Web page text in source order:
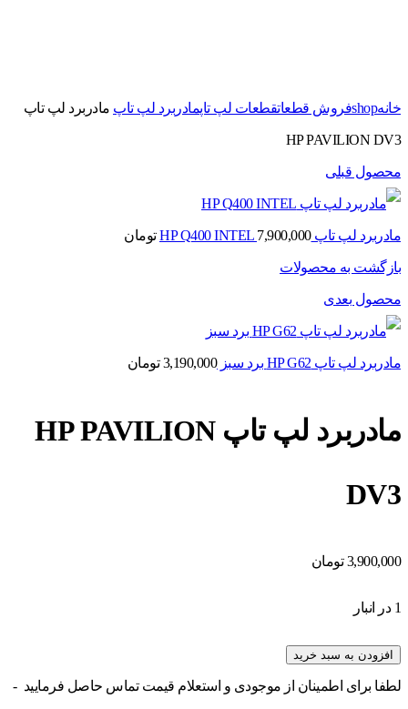
خانهshopفروش قطعاتقطعات لپ تاپمادربرد لپ تاپ مادربرد لپ تاپ
HP PAVILION DV3
محصول قبلی
مادربرد لپ تاپ HP Q400 INTEL7,900,000 تومان
بازگشت به محصولات
محصول بعدی
مادربرد لپ تاپ HP G62 برد سبز 3,190,000 تومان
مادربرد لپ تاپ HP PAVILION
DV3
3,900,000 تومان
1 در انبار
افزودن به سبد خرید
لطفا برای اطمینان از موجودی و استعلام قیمت تماس حاصل فرمایید -